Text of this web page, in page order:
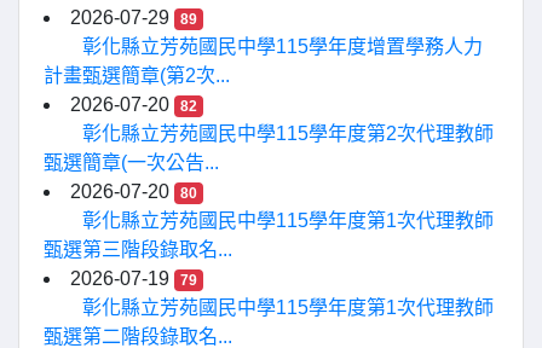
2026-07-29
89
彰化縣立芳苑國民中學115學年度增置學務人力
計畫甄選簡章(第2次...
2026-07-20
82
彰化縣立芳苑國民中學115學年度第2次代理教師
甄選簡章(一次公告...
2026-07-20
80
彰化縣立芳苑國民中學115學年度第1次代理教師
甄選第三階段錄取名...
2026-07-19
79
彰化縣立芳苑國民中學115學年度第1次代理教師
甄選第二階段錄取名...